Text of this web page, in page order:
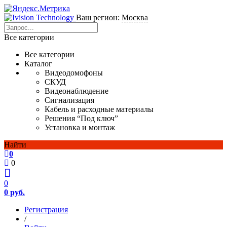
Ваш регион: Москва
Все категории
Все категории
Каталог
Видеодомофоны
СКУД
Видеонаблюдение
Сигнализация
Кабель и расходные материалы
Решения “Под ключ”
Установка и монтаж
Найти
0
0
0
0 руб.
Регистрация
/